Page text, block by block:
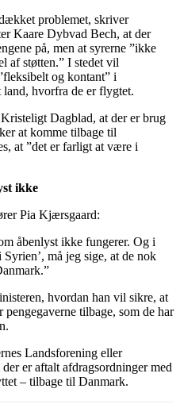
problemet, skriver
Kaare Dybvad Bech, at der
på, men at syrerne ”ikke
af støtten.” I stedet vil
og kontant” i
hvorfra de er flygtet.
Dagblad, at der er brug
at komme tilbage til
at ”det er farligt at være i
ikke
Pia Kjærsgaard:
åbenlyst ikke fungerer. Og i
må jeg sige, at de nok
hvordan han vil sikre, at
tilbage, som de har
Landsforening eller
er aftalt afdragsordninger med
– tilbage til Danmark.